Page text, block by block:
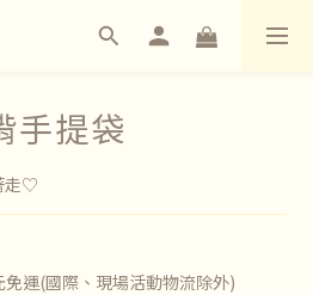
手提袋
走♡
運(國際、現場活動物流除外)